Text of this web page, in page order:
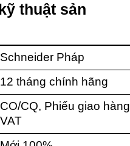
thuật sản
Schneider Pháp
12 tháng chính hãng
CO/CQ, Phiếu giao
VAT